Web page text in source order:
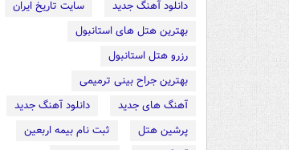
دانلود آهنگ جدید
سایت تاریخ ایران
بهترین هتل های استانبول
رزرو هتل استانبول
بهترین جراح بینی ترمیمی
آهنگ های جدید
دانلود آهنگ جدید
پرشین هتل
ثبت نام بیمه اربعین